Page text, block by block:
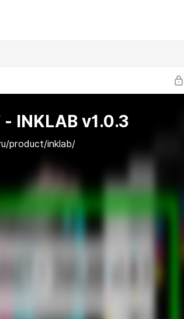
- INKLAB v1.0.3
product/inklab/